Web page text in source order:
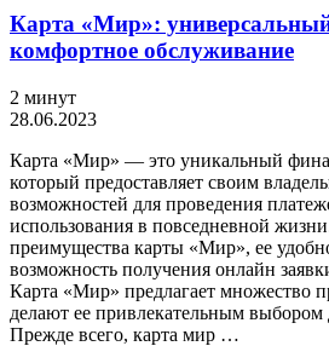
Карта «Мир»: универсальный
комфортное обслуживание
2 минут
28.06.2023
Карта «Мир» — это уникальный
который предоставляет своим
возможностей для проведения
использования в повседневной
преимущества карты «Мир», ее
возможность получения онлайн
Карта «Мир» предлагает множество
делают ее привлекательным
Прежде всего, карта мир …